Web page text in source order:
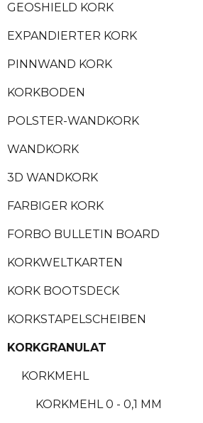
GEOSHIELD KORK
EXPANDIERTER KORK
PINNWAND KORK
KORKBODEN
POLSTER-WANDKORK
WANDKORK
3D WANDKORK
FARBIGER KORK
FORBO BULLETIN BOARD
KORKWELTKARTEN
KORK BOOTSDECK
KORKSTAPELSCHEIBEN
KORKGRANULAT
KORKMEHL
KORKMEHL 0 - 0,1 MM